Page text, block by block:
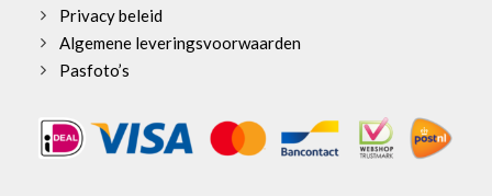
Privacy beleid
Algemene leveringsvoorwaarden
Pasfoto’s